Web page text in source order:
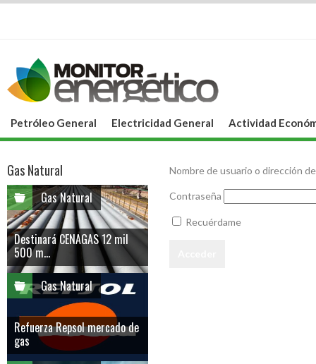
Petróleo General Electricidad General Actividad
Nombre de usuario o dirección
Contraseña
Recuérdame
Gas Natural
Gas Natural
Destinará CENAGAS 12 mil
500 m...
Gas Natural
Refuerza Repsol mercado de
gas